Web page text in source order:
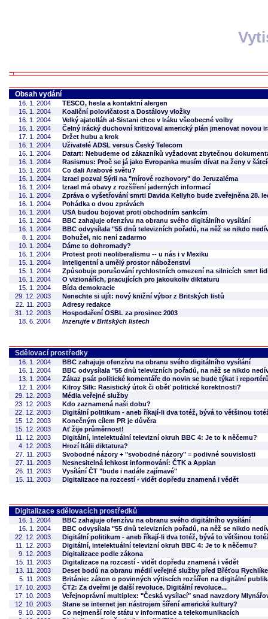
Obsah vydání
16. 1. 2004
TESCO, hesla a kontaktní alergen
16. 1. 2004
Koaliční polovičatost a Dostálovy vložky
16. 1. 2004
Velký ajatolláh al-Sistani chce v Iráku všeobecné volby
16. 1. 2004
Čelný irácký duchovní kritizoval americký plán jmenovat novou
17. 1. 2004
Držet hubu a krok
16. 1. 2004
Uživatelé ADSL versus Český Telecom
16. 1. 2004
Datart: Nebudeme od zákazníků vyžadovat zbytečnou
16. 1. 2004
Rasismus: Proč se já jako Evropanka musím dívat na ženy v
15. 1. 2004
Co dali Arabové světu?
16. 1. 2004
Izrael pozval Sýrii na "mírové rozhovory" do Jeruzaléma
16. 1. 2004
Izrael má obavy z rozšíření jaderných informací
16. 1. 2004
Zpráva o vyšetřování smrti Davida Kellyho bude zveřejněna 28.
16. 1. 2004
Pohádka o dvou zprávách
16. 1. 2004
USA budou bojovat proti obchodním sankcím
16. 1. 2004
BBC zahajuje ofenzívu na obranu svého digitálního vysílání
16. 1. 2004
BBC odvysílala "55 dnů televizních pořadů, na něž se nikdo
8. 1. 2004
Bohužel, nic není zadarmo
10. 1. 2004
Dáme to dohromady?
16. 1. 2004
Protest proti neoliberalismu -- u nás i v Mexiku
15. 1. 2004
Inteligentní a umělý prostor náboženství
15. 1. 2004
Způsobuje porušování rychlostních omezení na silnicích smrt
16. 1. 2004
O vizionářích, pracujících pro jakoukoliv diktaturu
15. 1. 2004
Bída demokracie
29. 12. 2003
Nenechte si ujít: nový knižní výbor z Britských listů
22. 11. 2003
Adresy redakce
31. 12. 2003
Hospodaření OSBL za prosinec 2003
18. 6. 2004
Inzerujte v Britských listech
Sdělovací prostředky
16. 1. 2004
BBC zahajuje ofenzívu na obranu svého digitálního vysílání
16. 1. 2004
BBC odvysílala "55 dnů televizních pořadů, na něž se nikdo
13. 1. 2004
Zákaz psát politické komentáře do novin se bude týkat i
12. 1. 2004
Kilroy Silk: Rasistický útok či oběť politické korektnosti?
29. 12. 2003
Média veřejné služby
23. 12. 2003
Kdo zaznamená naši dobu?
22. 12. 2003
Digitální politikum - aneb říkají-li dva totéž, bývá to většinou
15. 12. 2003
Konečným cílem PR je důvěra
15. 12. 2003
Ať žije průměrnost!
11. 12. 2003
Digitální, intelektuální televizní okruh BBC 4: Je to k něčemu?
4. 12. 2003
Hrozí Itálii diktatura?
27. 11. 2003
Svobodné názory + "svobodné názory" = podivné souvislosti
27. 11. 2003
Nesnesitelná lehkost informování: ČTK a Appian
26. 11. 2003
Vysílání ČT "bude i nadále zajímavé"
15. 11. 2003
Digitalizace na rozcestí - vidět dopředu znamená i vědět
Digitalizace sdělovacích prostředků
16. 1. 2004
BBC zahajuje ofenzívu na obranu svého digitálního vysílání
16. 1. 2004
BBC odvysílala "55 dnů televizních pořadů, na něž se nikdo
22. 12. 2003
Digitální politikum - aneb říkají-li dva totéž, bývá to většinou
11. 12. 2003
Digitální, intelektuální televizní okruh BBC 4: Je to k něčemu?
9. 12. 2003
Digitalizace podle zákona
15. 11. 2003
Digitalizace na rozcestí - vidět dopředu znamená i vědět
13. 11. 2003
Deset bodů na obranu médií veřejné služby před Břéťou
5. 11. 2003
Británie: zákon o povinných výtiscích rozšířen na digitální
17. 10. 2003
ČT2: Za dveřmi je další revoluce. Digitální revoluce...
17. 10. 2003
Veřejnoprávní multiplex: "Česká vysílací" snad navzdory
12. 10. 2003
Stane se internet jen nástrojem šíření americké kultury?
9. 10. 2003
Co nejmenší role státu v informatice a telekomunikacích